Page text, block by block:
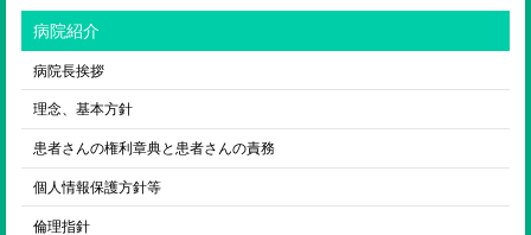
病院紹介
病院長挨拶
理念、基本方針
患者さんの権利章典と患者さんの責務
個人情報保護方針等
倫理指針